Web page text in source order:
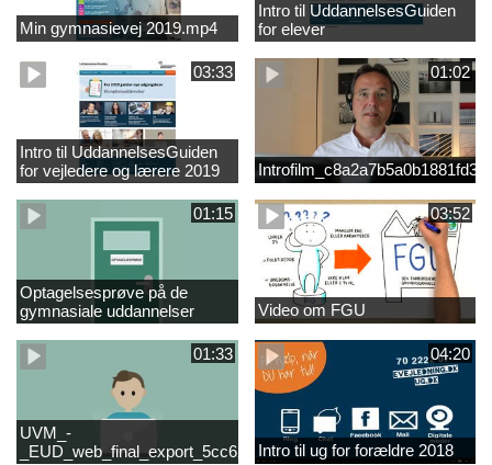
Min gymnasievej 2019.mp4
Intro til UddannelsesGuiden
for elever
03:33
Intro til UddannelsesGuiden
for vejledere og lærere 2019
01:02
01:15
Optagelsesprøve på de
gymnasiale uddannelser
03:52
Video om FGU
01:33
UVM_-
04:20
Intro til ug for forældre 2018